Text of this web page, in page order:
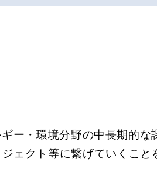
ー・環境分野の中長期的
ェクト等に繋げていくこと